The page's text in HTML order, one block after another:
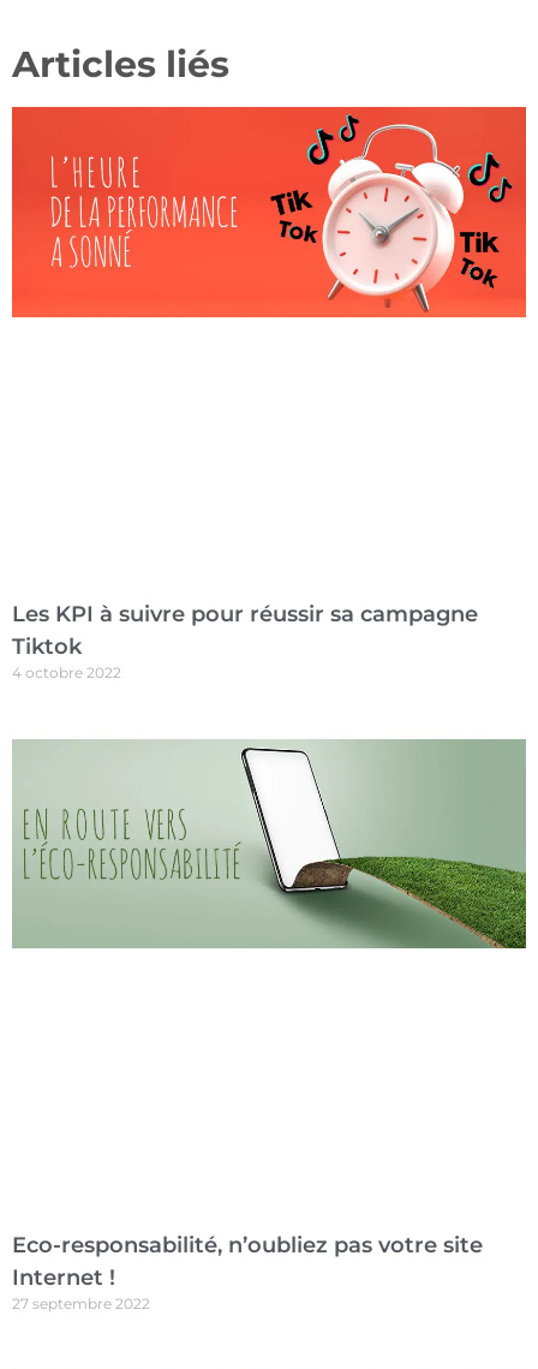
Articles liés
Les KPI à suivre pour réussir sa campagne
Tiktok
4 octobre 2022
Eco-responsabilité, n’oubliez pas votre site
Internet !
27 septembre 2022